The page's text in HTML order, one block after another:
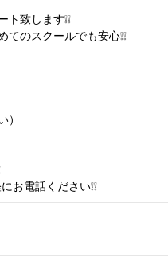
致します❕❕
のスクールでも安心❕❕
）
電話ください❕❕